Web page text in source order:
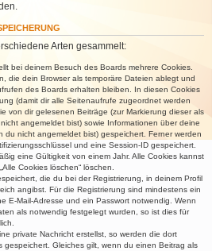
Arten gesammelt:
bei deinem Besuch des Boards mehrere Cookies.
die dein Browser als temporäre Dateien ablegt und
des Boards erhalten bleiben. In diesen Cookies
(damit dir alle Seitenaufrufe zugeordnet werden
von dir gelesenen Beiträge (zur Markierung dieser als
angemeldet bist) sowie Informationen über deine
du nicht angemeldet bist) gespeichert. Ferner werden
und eine Session-ID gespeichert.
eine Gültigkeit von einem Jahr. Alle Cookies kannst
Cookies löschen“ löschen.
die du bei der Registrierung, in deinem Profil
angibst. Für die Registrierung sind mindestens ein
E-Mail-Adresse und ein Passwort notwendig. Wenn
als notwendig festgelegt wurden, so ist dies für
private Nachricht erstellst, so werden die dort
Gleiches gilt, wenn du einen Beitrag als